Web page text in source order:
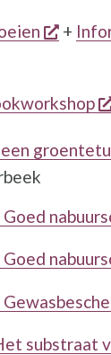
opent
+
Goed
Goed
substraat